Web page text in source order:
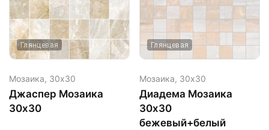
Глянцевая
Мозаика, 30х30
Джаспер Мозаика
30х30
Глянцевая
Мозаика, 30х30
Диадема Мозаика
30х30
бежевый+белый